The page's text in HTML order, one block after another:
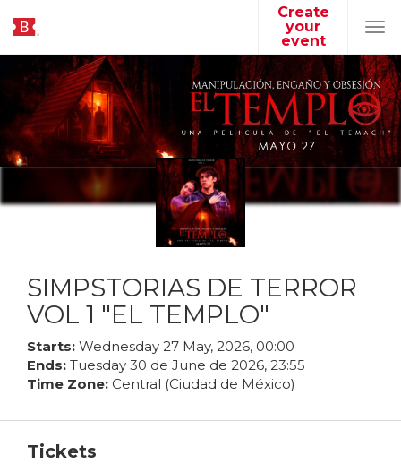
Create
your
event
SIMPSTORIAS DE TERROR
VOL 1 "EL TEMPLO"
Starts: Wednesday 27 May, 2026, 00:00
Ends: Tuesday 30 de June de 2026, 23:55
Time Zone: Central (Ciudad de México)
Tickets